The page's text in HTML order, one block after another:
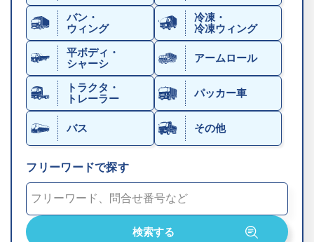
バン・
ウィング
冷凍・
冷凍ウィング
平ボディ・
シャーシ
アームロール
トラクタ・
トレーラー
パッカー車
バス その他
フリーワードで探す